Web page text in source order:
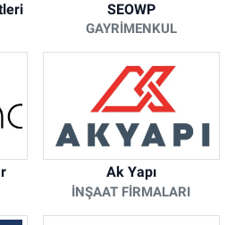
SEOWP
GAYRIMENKUL
Ak Yapı
İNŞAAT FIRMALARI